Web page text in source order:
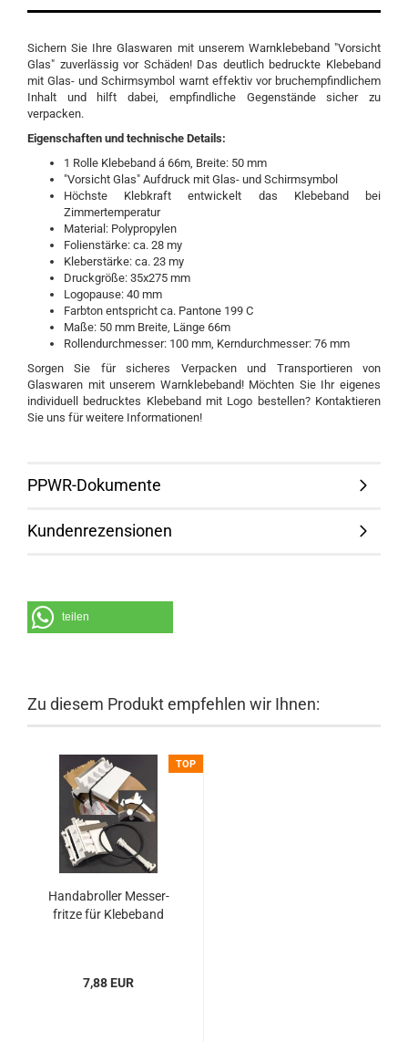
Sichern Sie Ihre Glaswaren mit unserem Warnklebeband "Vorsicht
Glas" zuverlässig vor Schäden! Das deutlich bedruckte Klebeband
mit Glas- und Schirmsymbol warnt effektiv vor bruchempfindlichem
Inhalt und hilft dabei, empfindliche Gegenstände sicher zu
verpacken.
Eigenschaften und technische Details:
1 Rolle Klebeband á 66m, Breite: 50 mm
"Vorsicht Glas" Aufdruck mit Glas- und Schirmsymbol
Höchste Klebkraft entwickelt das Klebeband bei
Zimmertemperatur
Material: Polypropylen
Folienstärke: ca. 28 my
Kleberstärke: ca. 23 my
Druckgröße: 35x275 mm
Logopause: 40 mm
Farbton entspricht ca. Pantone 199 C
Maße: 50 mm Breite, Länge 66m
Rollendurchmesser: 100 mm, Kerndurchmesser: 76 mm
Sorgen Sie für sicheres Verpacken und Transportieren von
Glaswaren mit unserem Warnklebeband! Möchten Sie Ihr eigenes
individuell bedrucktes Klebeband mit Logo bestellen? Kontaktieren
Sie uns für weitere Informationen!
PPWR-Dokumente
Kundenrezensionen
teilen
Zu diesem Produkt empfehlen wir Ihnen:
TOP
Hand­ab­rol­ler Mes­ser­
frit­ze für Kle­be­band
7,88 EUR